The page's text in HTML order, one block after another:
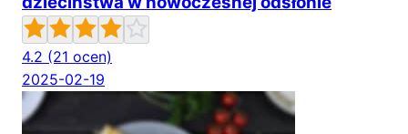
4.2 (21 ocen)
2025-02-19